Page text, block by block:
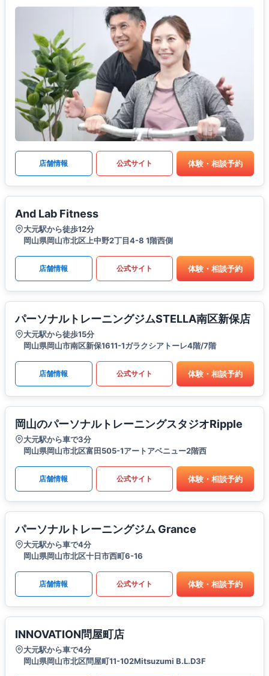
店舗情報 公式サイト 体験・相談予約
And Lab Fitness
大元駅から徒歩12分
岡山県岡山市北区上中野2丁目4-8 1階西側
店舗情報 公式サイト 体験・相談予約
パーソナルトレーニングジムSTELLA南区新保店
大元駅から徒歩15分
岡山県岡山市南区新保1611-1ガラクシアトーレ4階/7階
店舗情報 公式サイト 体験・相談予約
岡山のパーソナルトレーニングスタジオRipple
大元駅から車で3分
岡山県岡山市北区富田505-1アートアベニュー2階西
店舗情報 公式サイト 体験・相談予約
パーソナルトレーニングジム Grance
大元駅から車で4分
岡山県岡山市北区十日市西町6-16
店舗情報 公式サイト 体験・相談予約
INNOVATION問屋町店
大元駅から車で4分
岡山県岡山市北区問屋町11-102Mitsuzumi B.L.D3F